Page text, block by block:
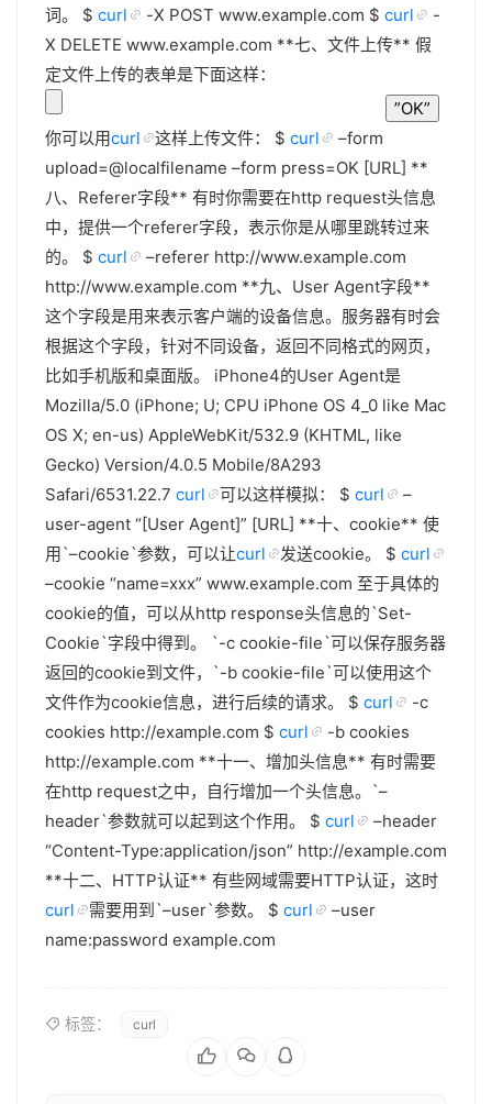
词。 $ curl -X POST www.example.com $ curl
-
X DELETE www.example.com **七、文件上传** 假
定文件上传的表单是下面这样：
你可以用curl 这样上传文件： $ curl
–form
upload=@localfilename –form press=OK [URL] **
八、Referer字段** 有时你需要在http request头信息
中，提供一个referer字段，表示你是从哪里跳转过来
的。 $ curl
–referer http://www.example.com
http://www.example.com **九、User Agent字段**
这个字段是用来表示客户端的设备信息。服务器有时会
根据这个字段，针对不同设备，返回不同格式的网页，
比如手机版和桌面版。 iPhone4的User Agent是
Mozilla/5.0 (iPhone; U; CPU iPhone OS 4_0 like Mac
OS X; en-us) AppleWebKit/532.9 (KHTML, like
Gecko) Version/4.0.5 Mobile/8A293
Safari/6531.22.7 curl 可以这样模拟： $ curl
–
user-agent “[User Agent]” [URL] **十、cookie** 使
用`–cookie`参数，可以让curl 发送cookie。 $ curl
–cookie “name=xxx” www.example.com 至于具体的
cookie的值，可以从http response头信息的`Set-
Cookie`字段中得到。 `-c cookie-file`可以保存服务器
返回的cookie到文件，`-b cookie-file`可以使用这个
文件作为cookie信息，进行后续的请求。 $ curl
-c
cookies http://example.com $ curl
-b cookies
http://example.com **十一、增加头信息** 有时需要
在http request之中，自行增加一个头信息。`–
header`参数就可以起到这个作用。 $ curl
–header
“Content-Type:application/json” http://example.com
**十二、HTTP认证** 有些网域需要HTTP认证，这时
curl
需要用到`–user`参数。 $ curl
–user
name:password example.com
标签： curl